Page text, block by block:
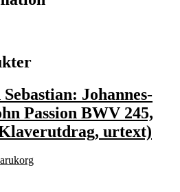
Johannes-
Passion BWV 245,
urtext)